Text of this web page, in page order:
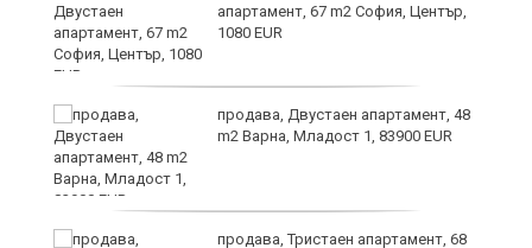
апартамент, 67 m2 София, Център,
1080 EUR
продава, Двустаен апартамент, 48
m2 Варна, Младост 1, 83900 EUR
продава, Тристаен апартамент, 68